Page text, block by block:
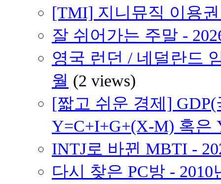
[TMI] 지니뮤직 이용
잘 쉬어가는 주말 -
영국 런던 / 네덜란드
월 (2 views)
[짧고 쉬운 경제]
Y=C+I+G+(X-M) 혹은
INTJ로 바뀐 MBTI -
다시 찾은 PC방 - 2010